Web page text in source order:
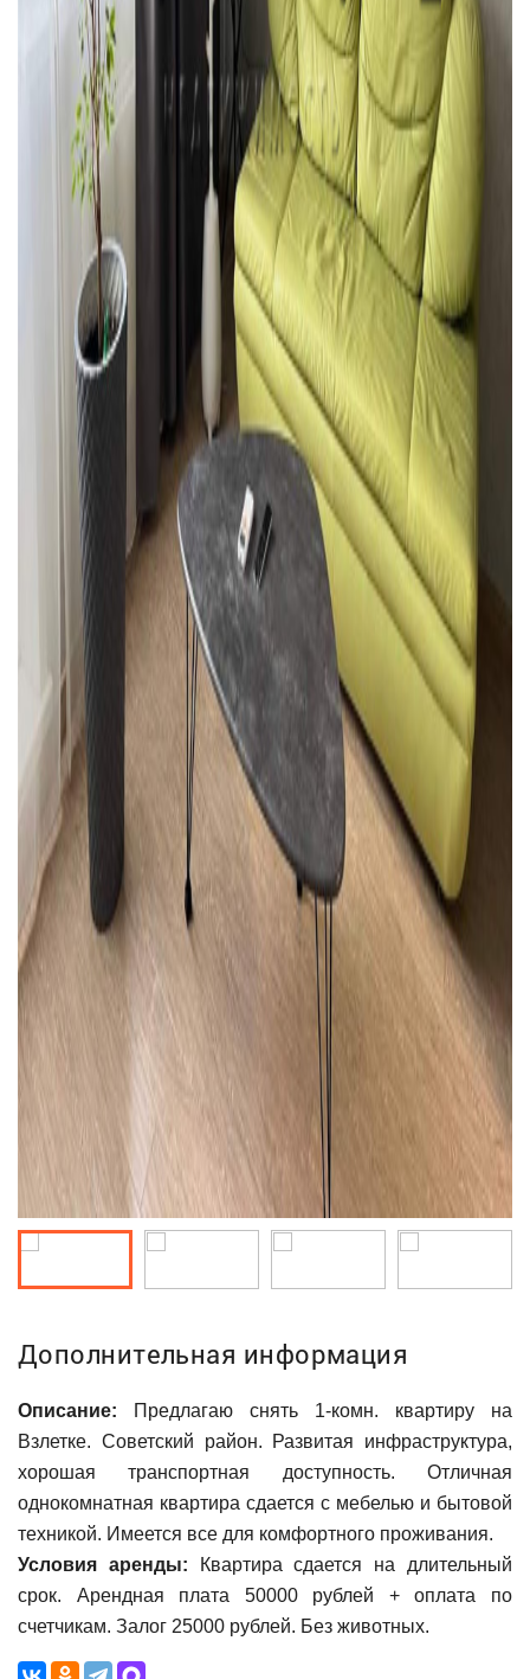
Дополнительная информация
Описание: Предлагаю снять 1-комн. квартиру на
Взлетке. Советский район. Развитая инфраструктура,
хорошая транспортная доступность. Отличная
однокомнатная квартира сдается с мебелью и бытовой
техникой. Имеется все для комфортного проживания.
Условия аренды: Квартира сдается на длительный
срок. Арендная плата 50000 рублей + оплата по
счетчикам. Залог 25000 рублей. Без животных.